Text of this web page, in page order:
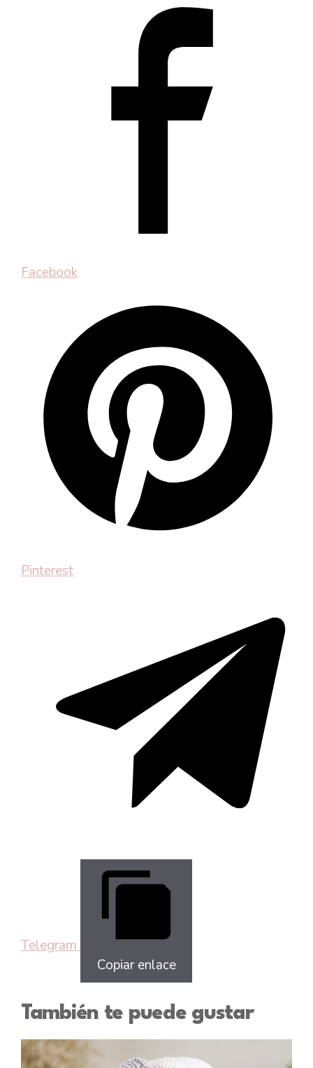
Facebook
Pinterest
Telegram
Copiar enlace
También te puede gustar